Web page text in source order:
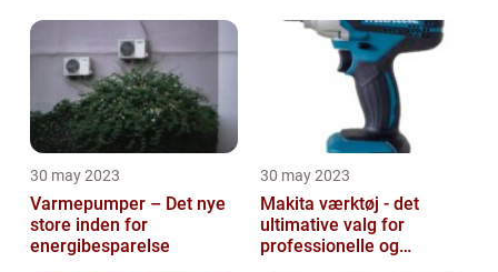
30 may 2023
Varmepumper – Det nye
store inden for
energibesparelse
30 may 2023
Makita værktøj - det
ultimative valg for
professionelle og